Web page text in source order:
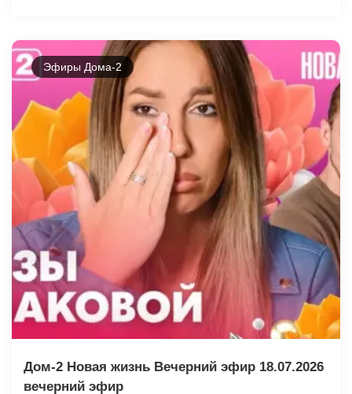
Эфиры Дома-2
Дом-2 Новая жизнь Вечерний эфир 18.07.2026
вечерний эфир